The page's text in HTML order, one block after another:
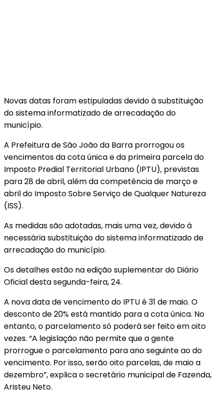
Novas datas foram estipuladas devido à substituição
do sistema informatizado de arrecadação do
município.
A Prefeitura de São João da Barra prorrogou os
vencimentos da cota única e da primeira parcela do
Imposto Predial Territorial Urbano (IPTU), previstas
para 28 de abril, além da competência de março e
abril do Imposto Sobre Serviço de Qualquer Natureza
(ISS).
As medidas são adotadas, mais uma vez, devido à
necessária substituição do sistema informatizado de
arrecadação do município.
Os detalhes estão na edição suplementar do Diário
Oficial desta segunda-feira, 24.
A nova data de vencimento do IPTU é 31 de maio. O
desconto de 20% está mantido para a cota única. No
entanto, o parcelamento só poderá ser feito em oito
vezes. “A legislação não permite que a gente
prorrogue o parcelamento para ano seguinte ao do
vencimento. Por isso, serão oito parcelas, de maio a
dezembro”, explica o secretário municipal de Fazenda,
Aristeu Neto.